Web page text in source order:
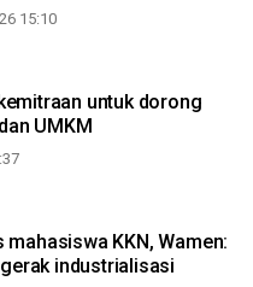
15:10
untuk dorong
UMKM
mahasiswa KKN, Wamen:
industrialisasi